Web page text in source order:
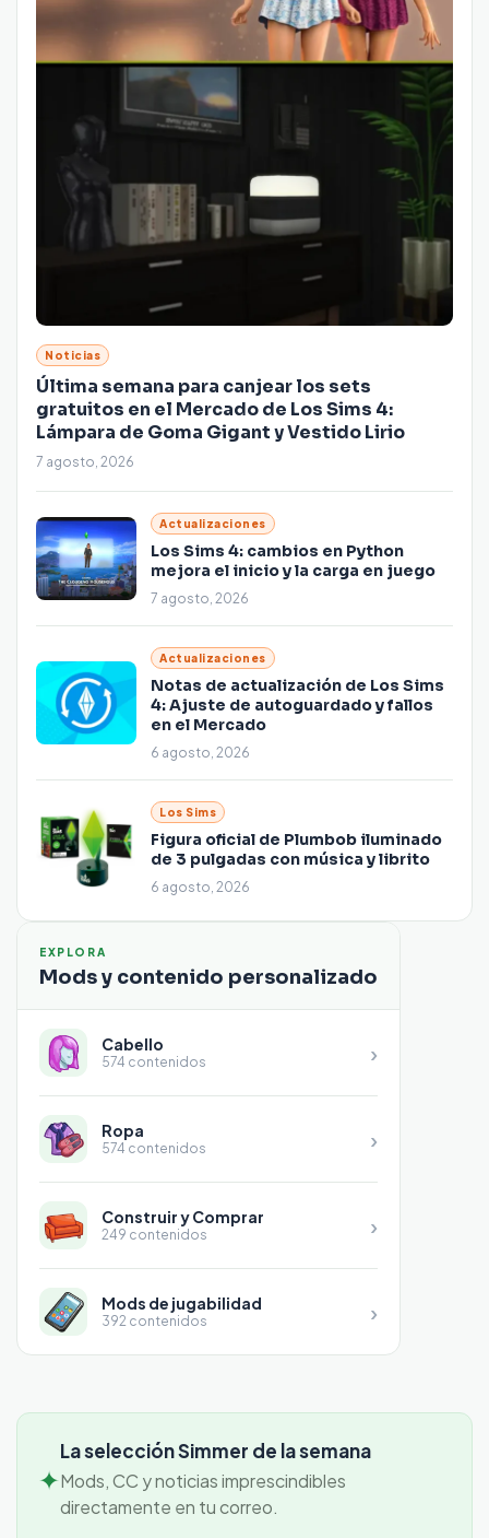
Noticias
Última semana para canjear los sets
gratuitos en el Mercado de Los Sims 4:
Lámpara de Goma Gigant y Vestido Lirio
7 agosto, 2026
Actualizaciones
Los Sims 4: cambios en Python
mejora el inicio y la carga en juego
7 agosto, 2026
Actualizaciones
Notas de actualización de Los Sims
4: Ajuste de autoguardado y fallos
en el Mercado
6 agosto, 2026
Los Sims
Figura oficial de Plumbob iluminado
de 3 pulgadas con música y librito
6 agosto, 2026
EXPLORA
Mods y contenido personalizado
Cabello
574 contenidos ›
Ropa
574 contenidos ›
Construir y Comprar
249 contenidos ›
Mods de jugabilidad
392 contenidos ›
✦
La selección Simmer de la semana
Mods, CC y noticias imprescindibles
directamente en tu correo.